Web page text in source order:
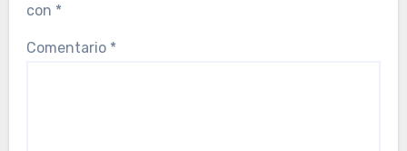
con *
Comentario *